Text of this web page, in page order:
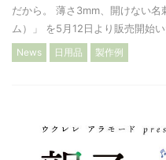
だから。 薄さ3mm、開けない
ム）」 を5月12日より販売開始
News 日用品 製作例